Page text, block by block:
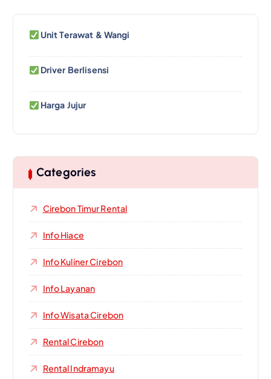
Unit Terawat & Wangi
Driver Berlisensi
Harga Jujur
Categories
Cirebon Timur Rental
Info Hiace
Info Kuliner Cirebon
Info Layanan
Info Wisata Cirebon
Rental Cirebon
Rental Indramayu